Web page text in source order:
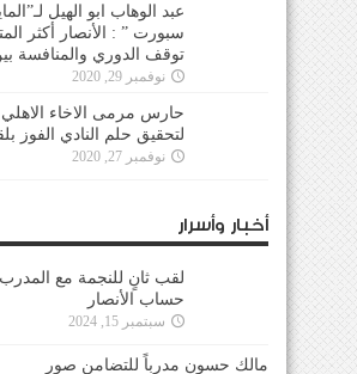
عبد الوهاب ابو الهيل
سبورت ” : الأنصار أكثر
توقف الدوري والمنافسة بين 7
نوفمبر 29, 2020
حارس مرمى الاخاء
لتحقيق حلم النادي الفوز
نوفمبر 27, 2020
أخبار وأسرار
لقب ثانٍ للنجمة مع
حساب الأنصار
سبتمبر 15, 2024
مالك حسون مدرباً للتضامن صور